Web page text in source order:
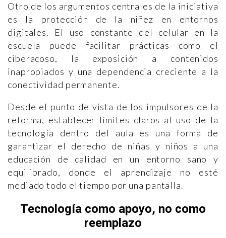
Otro de los argumentos centrales de la iniciativa
es la protección de la niñez en entornos
digitales. El uso constante del celular en la
escuela puede facilitar prácticas como el
ciberacoso, la exposición a contenidos
inapropiados y una dependencia creciente a la
conectividad permanente.
Desde el punto de vista de los impulsores de la
reforma, establecer límites claros al uso de la
tecnología dentro del aula es una forma de
garantizar el derecho de niñas y niños a una
educación de calidad en un entorno sano y
equilibrado, donde el aprendizaje no esté
mediado todo el tiempo por una pantalla.
Tecnología como apoyo, no como
reemplazo